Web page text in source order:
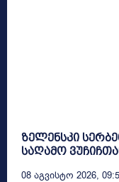
ზელენსკი
საღამო
08 Აგვისტო 2026,